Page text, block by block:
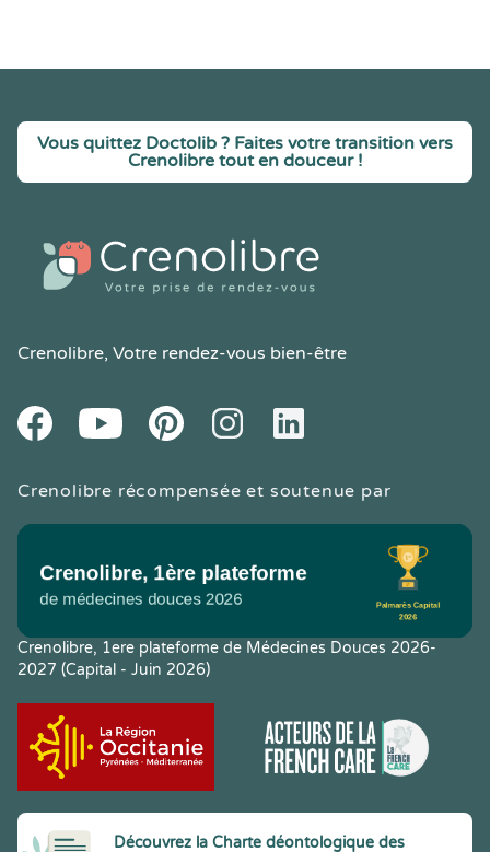
Vous quittez Doctolib ? Faites votre transition vers
Crenolibre tout en douceur !
Crenolibre, Votre rendez-vous bien-être
FacebookYoutube PinteresetInstagramLinkedIn
Crenolibre récompensée et soutenue par
Crenolibre, 1ere plateforme de Médecines Douces 2026-
2027 (Capital - Juin 2026)
Découvrez la Charte déontologique des